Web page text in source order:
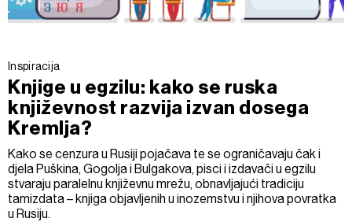
Inspiracija
Knjige u egzilu: kako se ruska
književnost razvija izvan dosega
Kremlja?
Kako se cenzura u Rusiji pojačava te se ograničavaju čak i
djela Puškina, Gogolja i Bulgakova, pisci i izdavači u egzilu
stvaraju paralelnu književnu mrežu, obnavljajući tradiciju
tamizdata – knjiga objavljenih u inozemstvu i njihova povratka
u Rusiju.